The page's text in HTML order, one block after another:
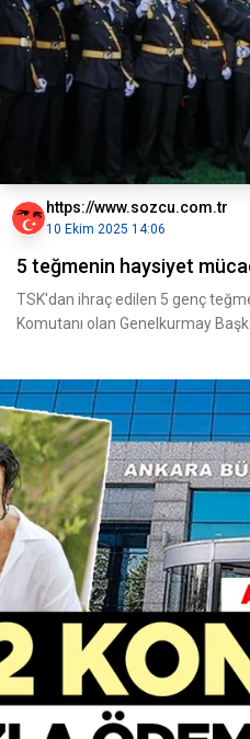
https://www.sozcu.com.tr
10 Ekim 2025 14:06
5 teğmenin haysiyet
TSK'dan ihraç edilen 5 genç
Komutanı olan Genelkurmay